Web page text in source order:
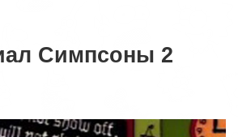
Симпсоны 2